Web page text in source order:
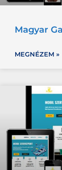
Magyar
MEGNÉZEM »